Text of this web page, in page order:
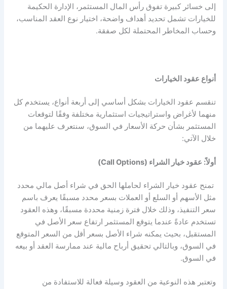
إلى خسائر كبيرة تفوق رأس المال المستثمر، الإدارة الحكيمة
للخيارات تشمل تحديد أهداف واضحة، اختيار نوع العقد المناسب،
وحساب المخاطر المحتملة لكل صفقة.
أنواع عقود الخيارات
تنقسم عقود الخيارات بشكل أساسي إلى أربعة أنواع، يستخدم كل
منهما لأغراض واستراتيجيات استثمارية مختلفة وفقًا لتوقعات
المستثمر بشأن حركة الأسعار في السوق، سنتعرف عليهما من
خلال الآتي:
أولاً: عقود خيار الشراء (Call Options)
تمنح عقود خيار الشراء لحاملها الحق في شراء أصل مالي محدد
مثل الأسهم أو السلع أو العملات بسعر محدد مسبقًا يعرف باسم
سعر التنفيذ، وذلك خلال فترة زمنية محددة مسبقًا، وهذه العقود
تستخدم عادةً عندما يتوقع المستثمر ارتفاع سعر الأصل في
المستقبل، بحيث يمكنه شراء الأصل بسعر أقل من السعر المتوقع
في السوق، وبالتالي تحقيق أرباح مالية عند ممارسة العقد أو بيعه
في السوق.
وتعتبر هذه النوعية من العقود وسيلة فعالة للاستفادة من